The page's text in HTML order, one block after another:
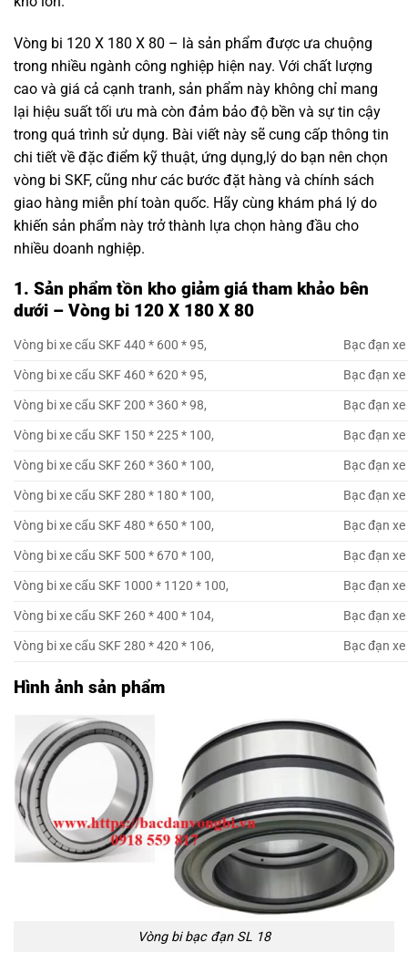
Vòng bi 120 X 180 X 80 – là sản phẩm được ưa chuộng
trong nhiều ngành công nghiệp hiện nay. Với chất lượng
cao và giá cả cạnh tranh, sản phẩm này không chỉ mang
lại hiệu suất tối ưu mà còn đảm bảo độ bền và sự tin cậy
trong quá trình sử dụng. Bài viết này sẽ cung cấp thông tin
chi tiết về đặc điểm kỹ thuật, ứng dụng,lý do bạn nên chọn
vòng bi SKF, cũng như các bước đặt hàng và chính sách
giao hàng miễn phí toàn quốc. Hãy cùng khám phá lý do
khiến sản phẩm này trở thành lựa chọn hàng đầu cho
nhiều doanh nghiệp.
1. Sản phẩm tồn kho giảm giá tham khảo bên
dưới – Vòng bi 120 X 180 X 80
Vòng bi xe cẩu SKF 440 * 600 * 95,
Bạc đạn
Vòng bi xe cẩu SKF 460 * 620 * 95,
Bạc đạn
Vòng bi xe cẩu SKF 200 * 360 * 98,
Bạc đạn
Vòng bi xe cẩu SKF 150 * 225 * 100,
Bạc đạn
Vòng bi xe cẩu SKF 260 * 360 * 100,
Bạc đạn
Vòng bi xe cẩu SKF 280 * 180 * 100,
Bạc đạn
Vòng bi xe cẩu SKF 480 * 650 * 100,
Bạc đạn
Vòng bi xe cẩu SKF 500 * 670 * 100,
Bạc đạn
Vòng bi xe cẩu SKF 1000 * 1120 * 100,
Bạc đạn
Vòng bi xe cẩu SKF 260 * 400 * 104,
Bạc đạn
Vòng bi xe cẩu SKF 280 * 420 * 106,
Bạc đạn
Hình ảnh sản phẩm
Vòng bi bạc đạn SL 18